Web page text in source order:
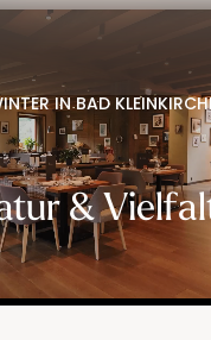
springen AK + 1
springen AK + 2
AK + 3
IN BAD
&